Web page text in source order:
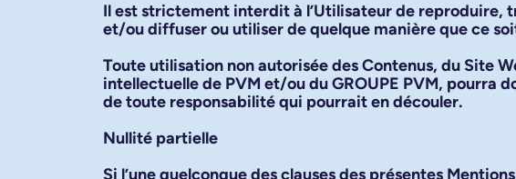
Il est strictement interdit à l’Utilisateur de
et/ou diffuser ou utiliser de quelque manière que ce
Toute utilisation non autorisée des Contenus, du Site
intellectuelle de PVM et/ou du GROUPE PVM, pourra
de toute responsabilité qui pourrait en découler.
Nullité partielle
Si l’une quelconque des clauses des présentes